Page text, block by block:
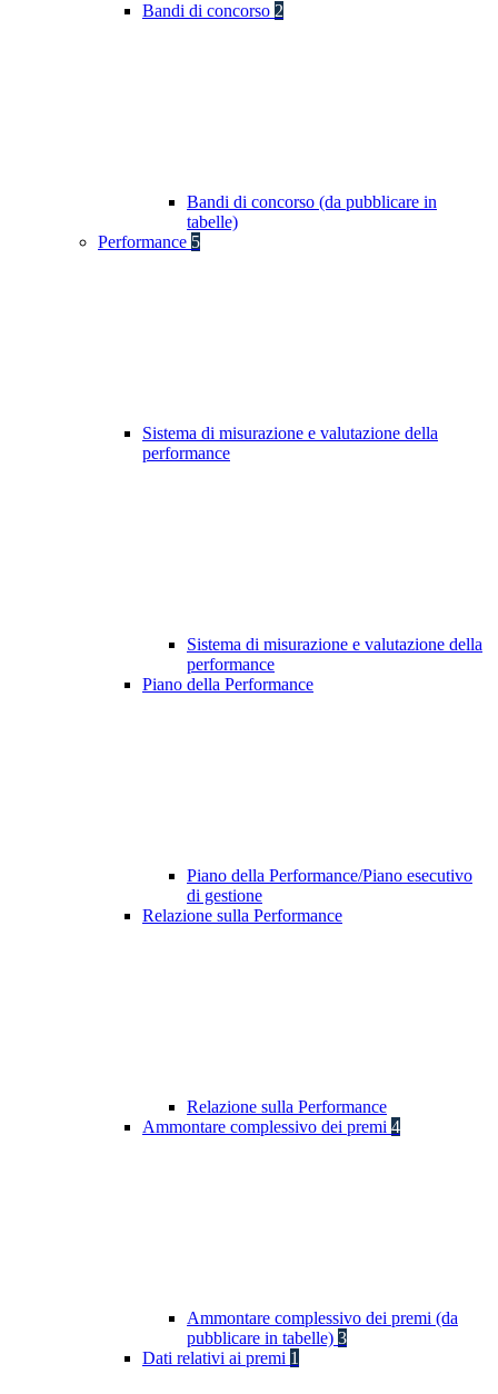
Bandi di concorso 2
Bandi di concorso (da pubblicare in
tabelle)
Performance 5
Sistema di misurazione e valutazione della
performance
Sistema di misurazione e valutazione della
performance
Piano della Performance
Piano della Performance/Piano esecutivo
di gestione
Relazione sulla Performance
Relazione sulla Performance
Ammontare complessivo dei premi 4
Ammontare complessivo dei premi (da
pubblicare in tabelle) 3
Dati relativi ai premi 1